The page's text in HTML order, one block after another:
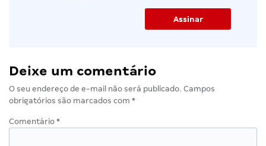
Deixe um comentário
O seu endereço de e-mail não será publicado. Campos
obrigatórios são marcados com *
Comentário *